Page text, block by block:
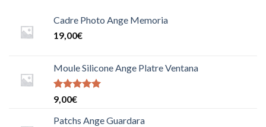
Cadre Photo Ange Memoria
19,00€
Moule Silicone Ange Platre Ventana
Note
5.0000000000000000
sur 5
9,00€
Patchs Ange Guardara